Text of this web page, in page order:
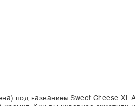
под названием Sweet Cheese XL